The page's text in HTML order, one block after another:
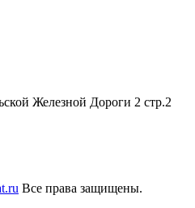
Железной Дороги 2 стр.2
Все права защищены.